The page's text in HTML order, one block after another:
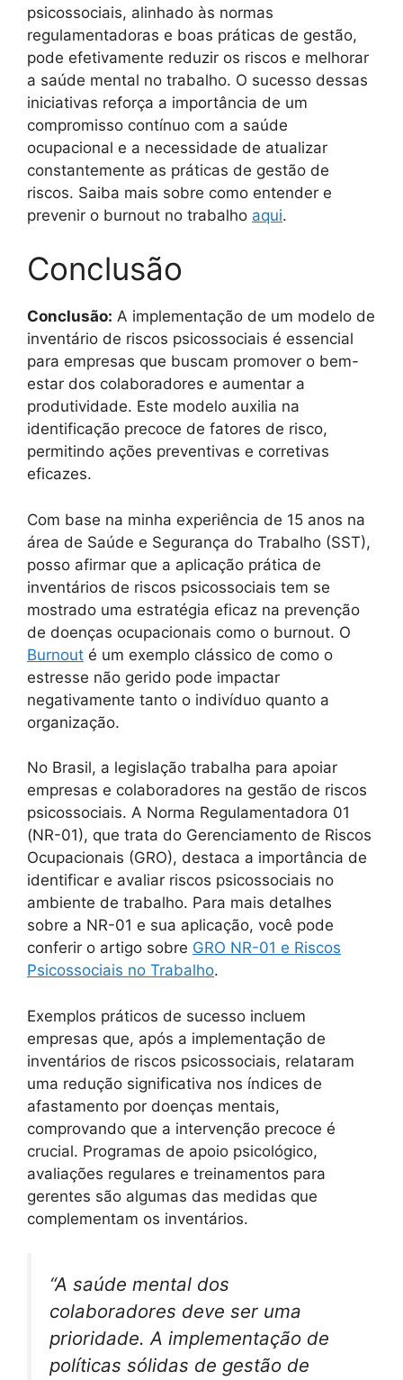
psicossociais, alinhado às normas
regulamentadoras e boas práticas de gestão,
pode efetivamente reduzir os riscos e melhorar
a saúde mental no trabalho. O sucesso dessas
iniciativas reforça a importância de um
compromisso contínuo com a saúde
ocupacional e a necessidade de atualizar
constantemente as práticas de gestão de
riscos. Saiba mais sobre como entender e
prevenir o burnout no trabalho aqui.
Conclusão
Conclusão: A implementação de um modelo de
inventário de riscos psicossociais é essencial
para empresas que buscam promover o bem-
estar dos colaboradores e aumentar a
produtividade. Este modelo auxilia na
identificação precoce de fatores de risco,
permitindo ações preventivas e corretivas
eficazes.
Com base na minha experiência de 15 anos na
área de Saúde e Segurança do Trabalho (SST),
posso afirmar que a aplicação prática de
inventários de riscos psicossociais tem se
mostrado uma estratégia eficaz na prevenção
de doenças ocupacionais como o burnout. O
Burnout é um exemplo clássico de como o
estresse não gerido pode impactar
negativamente tanto o indivíduo quanto a
organização.
No Brasil, a legislação trabalha para apoiar
empresas e colaboradores na gestão de riscos
psicossociais. A Norma Regulamentadora 01
(NR-01), que trata do Gerenciamento de Riscos
Ocupacionais (GRO), destaca a importância de
identificar e avaliar riscos psicossociais no
ambiente de trabalho. Para mais detalhes
sobre a NR-01 e sua aplicação, você pode
conferir o artigo sobre GRO NR-01 e Riscos
Psicossociais no Trabalho.
Exemplos práticos de sucesso incluem
empresas que, após a implementação de
inventários de riscos psicossociais, relataram
uma redução significativa nos índices de
afastamento por doenças mentais,
comprovando que a intervenção precoce é
crucial. Programas de apoio psicológico,
avaliações regulares e treinamentos para
gerentes são algumas das medidas que
complementam os inventários.
“A saúde mental dos
colaboradores deve ser uma
prioridade. A implementação de
políticas sólidas de gestão de